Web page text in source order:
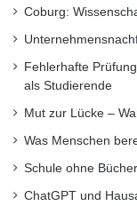
Coburg:
Fehlerhafte
als Studierende
Mut zur Lücke –
Was Menschen
Schule ohne
ChatGPT und